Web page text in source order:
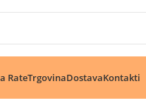
RateTrgovinaDostavaKontakti